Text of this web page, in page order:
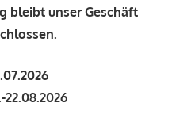
bleibt unser Geschäft
22.08.2026